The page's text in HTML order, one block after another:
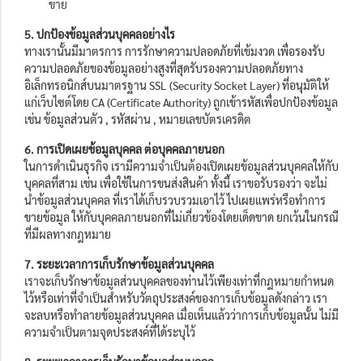
ขาย
5. ปกป้องข้อมูลส่วนบุคคลอย่างไร
ทางเรานั้นมีมาตรการ การรักษาความปลอดภัยที่เข้มงวด เพื่อรองรับ
ความปลอดภัยของข้อมูลอย่างสูงที่สุดรับรองความปลอดภัยทาง
อิเล็กทรอนิกส์บนมาตรฐาน SSL (Security Socket Layer) ที่อนุมัติให้
แก่เว็บไซต์โดย CA (Certificate Authority) ถูกเข้ารหัสเพื่อปกป้องข้อมูล
เช่น ข้อมูลส่วนตัว , รหัสผ่าน , หมายเลขบัตรเครดิต
6. การเปิดเผยข้อมูลบุคคล ต่อบุคคลภายนอก
ในการดำเนินธุรกิจ เรามีความจำเป็นต้องเปิดเผยข้อมูลส่วนบุคคลให้กับ
บุคคลที่สาม เช่น เพื่อใช้ในการขนส่งสินค้า ทั้งนี้ เราขอรับรองว่า จะไม่
นำข้อมูลส่วนบุคคล ที่เราได้เก็บรวบรวมเอาไว้ ไปเผยแพร่หรือทำการ
ขายข้อมูล ให้กับบุคคลภายนอกที่ไม่เกี่ยวข้องโดยเด็ดขาด ยกเว้นในกรณี
ที่มีผลทางกฎหมาย
7. ระยะเวลาการเก็บรักษาข้อมูลส่วนบุคคล
เราจะเก็บรักษาข้อมูลส่วนบุคคลของท่านไว้เพียงเท่าที่กฎหมายกำหนด
ไว้หรือเท่าที่จำเป็นสำหรับวัตถุประสงค์ของการเก็บข้อมูลดังกล่าว เรา
จะลบหรือทำลายข้อมูลส่วนบุคคล เมื่อเห็นแล้วว่าการเก็บข้อมูลนั้น ไม่มี
ความจำเป็นตามจุดประสงค์ที่ได้ระบุไว้